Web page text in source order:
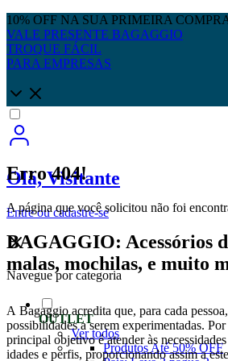
10% OFF NA SUA PRIMEIRA
VALE PRESENTE BAGAGGIO
TROQUE FÁCIL
PARA EMPRESAS
Olá, Visitante
Entreou cadastre-se
Navegue por categoria
OUTLET
Ver todos
Produtos Até 50% OFF
Erro 404!
A página que você solicitou não foi
BAGAGGIO: Acessórios
malas, mochilas, e muito
A Bagaggio acredita que, para cada
possibilidades a serem experimentadas.
principal objetivo é atender às
idades e perfis, proporcionando assim a